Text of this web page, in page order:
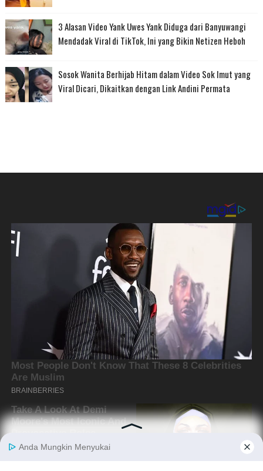
3 Alasan Video Yank Uwes Yank Diduga dari Banyuwangi
Mendadak Viral di TikTok, Ini yang Bikin Netizen Heboh
Sosok Wanita Berhijab Hitam dalam Video Sok Imut yang
Viral Dicari, Dikaitkan dengan Link Andini Permata